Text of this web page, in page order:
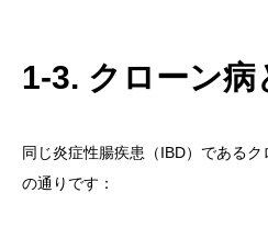
1-3. クローン病
同じ炎症性腸疾患（IBD）である
の通りです：